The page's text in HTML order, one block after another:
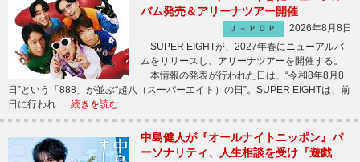
バム発売＆アリーナツアー開催
Ｊ－ＰＯＰ
2026年8月8日
SUPER EIGHTが、2027年春にニューアルバ
ムをリリースし、アリーナツアーを開催する。
本情報の発表が行われた日は、“令和8年8月8
日”という「888」が並ぶ“超八（スーパーエイト）の日”。SUPER EIGHTは、前
日に行われ … 続きを読む
中島健人が『オールナイトニッポン』パ
ーソナリティ、人生相談を受け『遊戯